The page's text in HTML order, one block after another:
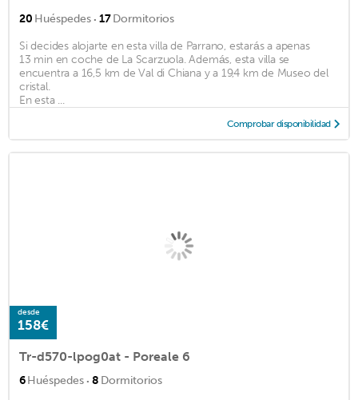
20 Huéspedes · 17Dormitorios
Si decides alojarte en esta villa de Parrano, estarás a apenas
13 min en coche de La Scarzuola. Además, esta villa se
encuentra a 16,5 km de Val di Chiana y a 19,4 km de Museo del
cristal.
En esta ...
Comprobar disponibilidad
desde
158€
Tr-d570-lpog0at - Poreale 6
6Huéspedes · 8 Dormitorios